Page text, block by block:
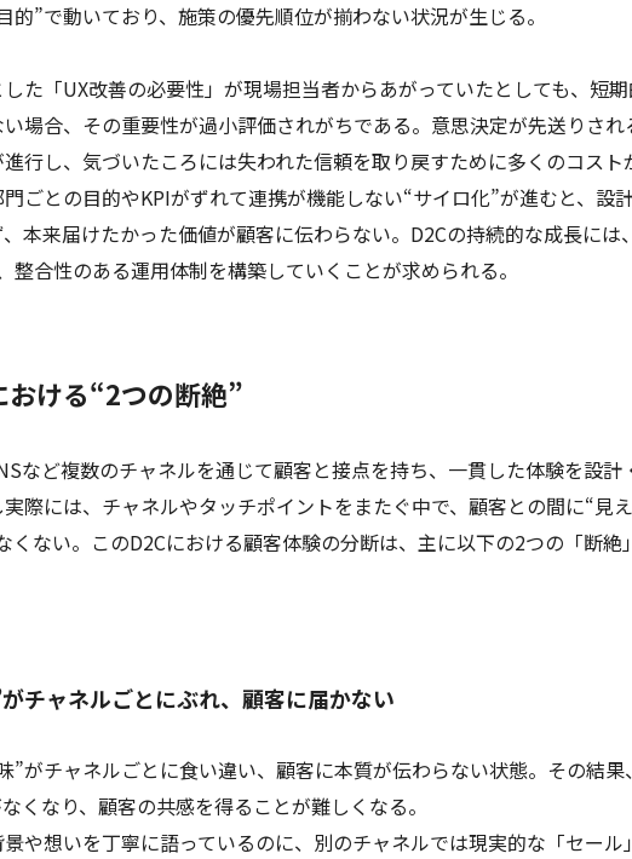
”で動いており、施策の優先順位が揃わない状況が生じる。
た「UX改善の必要性」が現場担当者からあがっていたとしても、短
場合、その重要性が過小評価されがちである。意思決定が先送りされ
行し、気づいたころには失われた信頼を取り戻すために多くのコスト
ごとの目的やKPIがずれて連携が機能しない“サイロ化”が進むと、設
本来届けたかった価値が顧客に伝わらない。D2Cの持続的な成長には、
整合性のある運用体制を構築していくことが求められる。
ける“2つの断絶”
など複数のチャネルを通じて顧客と接点を持ち、一貫した体験を設計
際には、チャネルやタッチポイントをまたぐ中で、顧客との間に“見え
ない。このD2Cにおける顧客体験の分断は、主に以下の2つの「断絶」
チャネルごとにぶれ、顧客に届かない
がチャネルごとに食い違い、顧客に本質が伝わらない状態。その結果、
くなり、顧客の共感を得ることが難しくなる。
や想いを丁寧に語っているのに、別のチャネルでは現実的な「セール」